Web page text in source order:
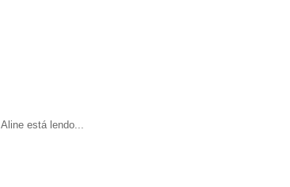
Aline está lendo...